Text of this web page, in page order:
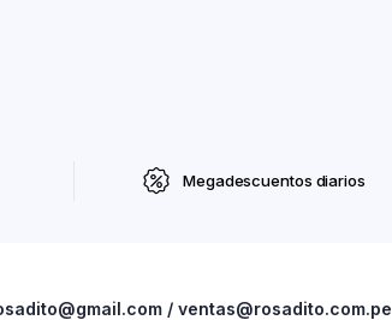
Megadescuentos diarios
/ ventas@rosadito.com.pe